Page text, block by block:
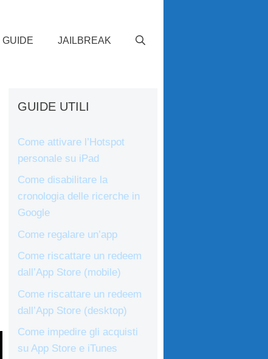
GUIDE JAILBREAK
GUIDE UTILI
Come attivare l’Hotspot
personale su iPad
Come disabilitare la
cronologia delle ricerche in
Google
Come regalare un’app
Come riscattare un redeem
dall’App Store (mobile)
Come riscattare un redeem
dall’App Store (desktop)
Come impedire gli acquisti
su App Store e iTunes